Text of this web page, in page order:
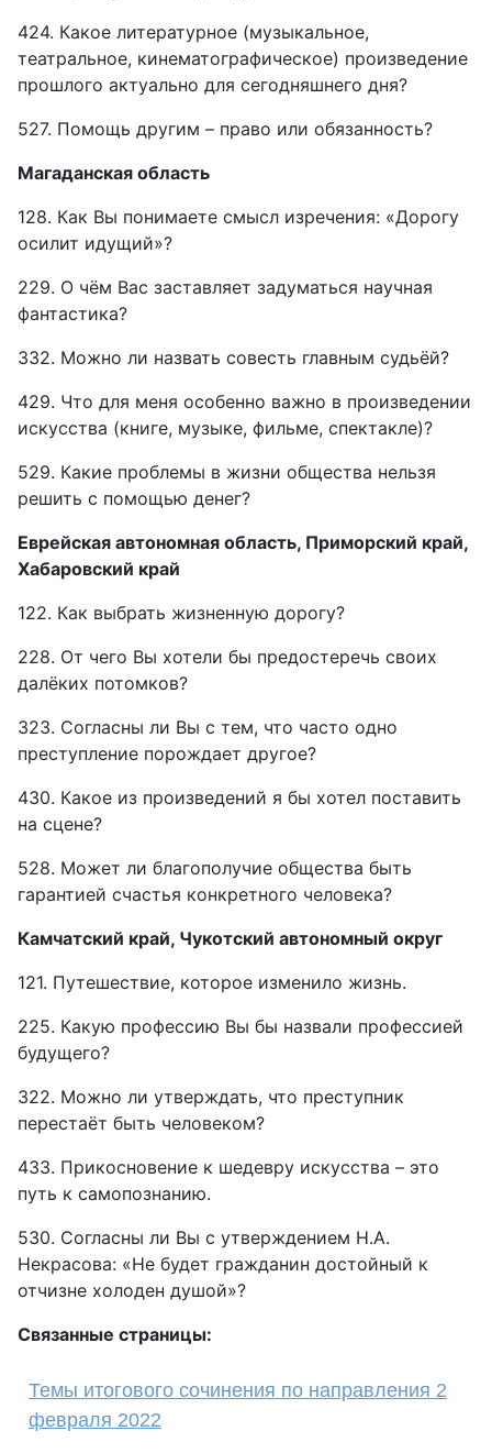
424. Какое литературное (музыкальное,
театральное, кинематографическое) произведение
прошлого актуально для сегодняшнего дня?
527. Помощь другим – право или обязанность?
Магаданская область
128. Как Вы понимаете смысл изречения: «Дорогу
осилит идущий»?
229. О чём Вас заставляет задуматься научная
фантастика?
332. Можно ли назвать совесть главным судьёй?
429. Что для меня особенно важно в произведении
искусства (книге, музыке, фильме, спектакле)?
529. Какие проблемы в жизни общества нельзя
решить с помощью денег?
Еврейская автономная область, Приморский край,
Хабаровский край
122. Как выбрать жизненную дорогу?
228. От чего Вы хотели бы предостеречь своих
далёких потомков?
323. Согласны ли Вы с тем, что часто одно
преступление порождает другое?
430. Какое из произведений я бы хотел поставить
на сцене?
528. Может ли благополучие общества быть
гарантией счастья конкретного человека?
Камчатский край, Чукотский автономный округ
121. Путешествие, которое изменило жизнь.
225. Какую профессию Вы бы назвали профессией
будущего?
322. Можно ли утверждать, что преступник
перестаёт быть человеком?
433. Прикосновение к шедевру искусства – это
путь к самопознанию.
530. Согласны ли Вы с утверждением Н.А.
Некрасова: «Не будет гражданин достойный к
отчизне холоден душой»?
Связанные страницы:
Темы итогового сочинения по направления 2
февраля 2022